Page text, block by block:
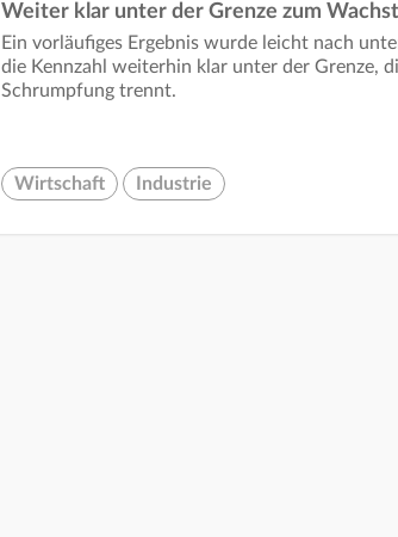
Weiter klar unter der Grenze zum
Ein vorläufiges Ergebnis wurde leicht nach
die Kennzahl weiterhin klar unter der Grenze,
Schrumpfung trennt.
Wirtschaft Industrie